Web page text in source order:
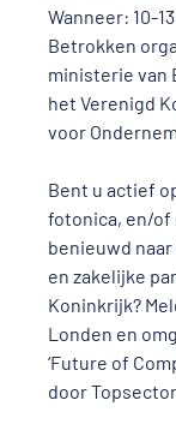
Wanneer: 10-
Betrokken
ministerie van
het Verenigd
voor
Bent u actief
fotonica, en/of
benieuwd
en zakelijke
Koninkrijk?
Londen en
‘Future of
door